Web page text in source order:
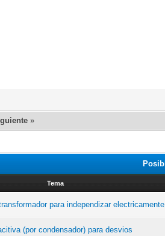
»
Tema
para independizar
(por condensador) para desvios